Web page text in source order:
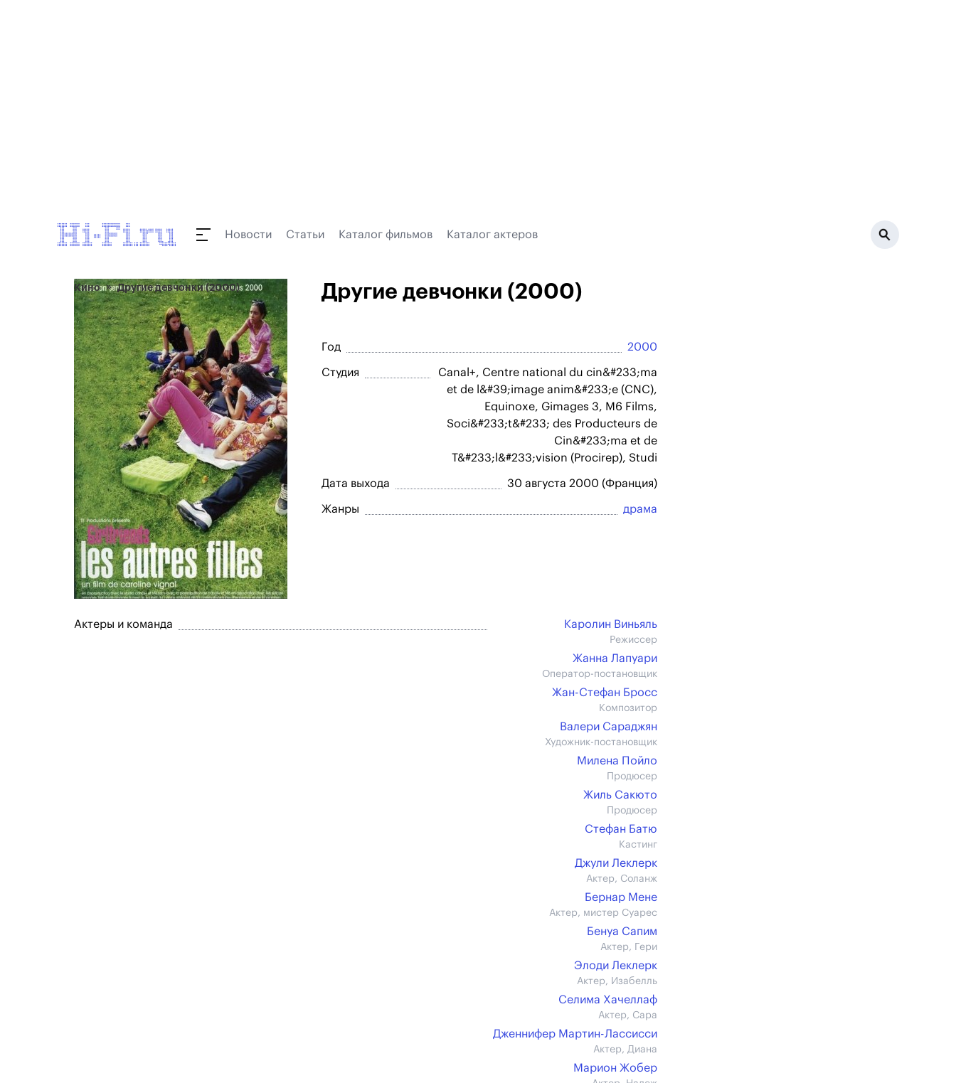
Новости Статьи Каталог фильмов Каталог актеров
Кино Другие девчонки (2000) Другие девчонки (2000)
Год 2000
Студия
Canal+, Centre national du cin&#233;ma
et de l&#39;image anim&#233;e (CNC),
Equinoxe, Gimages 3, M6 Films,
Soci&#233;t&#233; des Producteurs de
Cin&#233;ma et de
T&#233;l&#233;vision (Procirep), Studi
Дата выхода 30 августа 2000 (Франция)
Жанры драма
Актеры и команда Каролин Виньяль
Режиссер
Жанна Лапуари
Оператор-постановщик
Жан-Стефан Бросс
Композитор
Валери Сараджян
Художник-постановщик
Милена Пойло
Продюсер
Жиль Сакюто
Продюсер
Стефан Батю
Кастинг
Джули Леклерк
Актер, Соланж
Бернар Мене
Актер, мистер Суарес
Бенуа Сапим
Актер, Гери
Элоди Леклерк
Актер, Изабелль
Селима Хачеллаф
Актер, Сара
Дженнифер Мартин-Лассисси
Актер, Диана
Марион Жобер